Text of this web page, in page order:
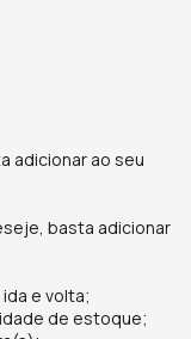
garantia;
adicionar ao seu
basta adicionar
e volta;
de estoque;